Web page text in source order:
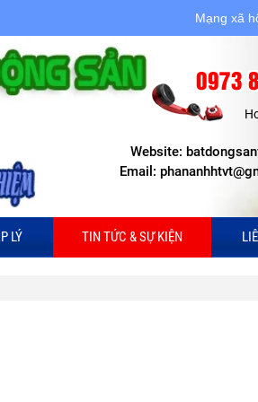
Mạng xã
0973
Website:
Email:
LÝ TIN TỨC & SỰ KIỆN